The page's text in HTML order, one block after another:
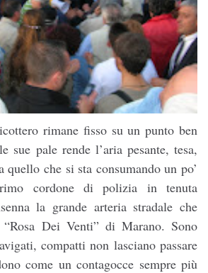
rimane fisso su un punto ben
sue pale rende l’aria pesante, tesa,
che si sta consumando un po’
cordone di polizia in tenuta
la grande arteria stradale che
Dei Venti” di Marano. Sono
compatti non lasciano passare
come un contagocce sempre più